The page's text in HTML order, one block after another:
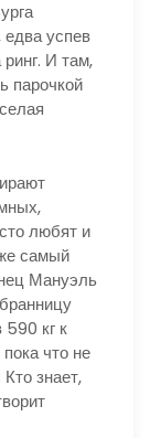
успев
И там,
парочкой
любят и
самый
Мануэль
кг к
что не
знает,